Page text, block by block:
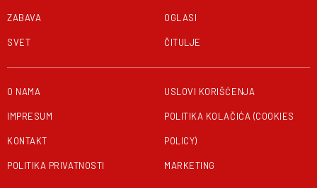
ZABAVA
SVET
OGLASI
ČITULJE
O NAMA
IMPRESUM
KONTAKT
POLITIKA PRIVATNOSTI
USLOVI KORIŠĆENJA
POLITIKA KOLAČIĆA (COOKIES
POLICY)
MARKETING